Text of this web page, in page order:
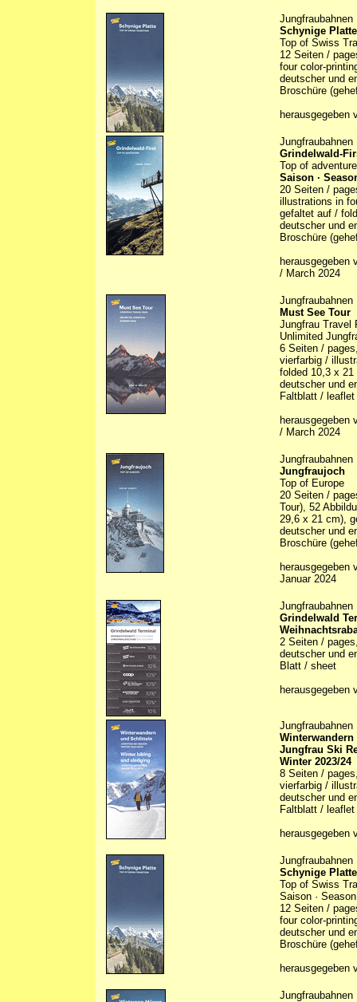
Jungfraubahnen
Schynige Platte
Top of Swiss
12 Seiten /
four color-
deutscher und
Broschüre
herausgegeben
Jungfraubahnen
Grindelwald-
Top of adventure
Saison ·
20 Seiten /
illustrations in
gefaltet auf /
deutscher und
Broschüre
/ March 2024
Jungfraubahnen
Must See Tour
Jungfrau Travel
Unlimited
6 Seiten /
vierfarbig /
folded 10,3 x 21
deutscher und
Faltblatt / leaflet
/ March 2024
Jungfraubahnen
Jungfraujoch
Top of Europe
20 Seiten /
Tour), 52
29,6 x 21 cm),
deutscher und
Broschüre
Januar 2024
Jungfraubahnen
Grindelwald
2 Seiten /
deutscher und
Blatt / sheet
herausgegeben
Jungfraubahnen
Jungfrau Ski
Winter 2023/24
8 Seiten /
vierfarbig /
deutscher und
Faltblatt / leaflet
herausgegeben
Jungfraubahnen
Schynige Platte
Top of Swiss
Saison ·
12 Seiten /
four color-
deutscher und
Broschüre
herausgegeben
Jungfraubahnen